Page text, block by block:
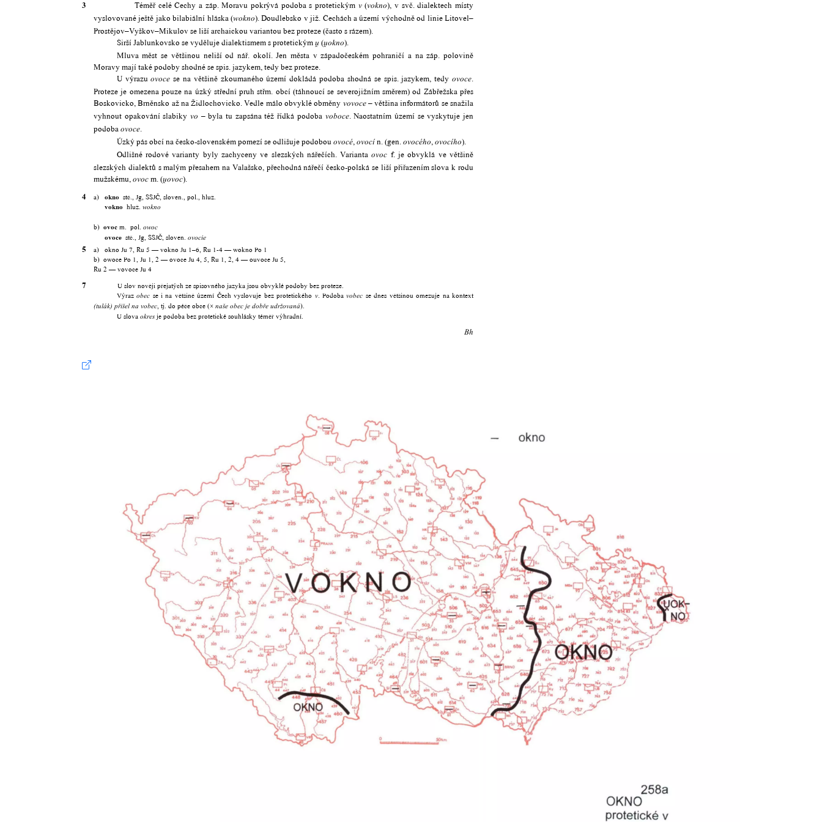
3 Téměř celé Čechy a záp. Moravu pokrývá podoba s protetickým v(vokno), v svč. dialektech místy
vyslovované ještě jako bilabiální hláska (wokno). Doudlebsko v již. Čechách a území východně od linie Litovel–
Prostějov–Vyškov–Mikulov se liší archaickou variantou bez proteze (často s rázem).
Širší Jablunkovsko se vyděluje dialektismem s protetickým  (okno).
Mluva měst se většinou neliší od nář. okolí. Jen města v západočeském pohraničí a na záp. polovině
Moravy mají také podoby shodné se spis. jazykem, tedy bez proteze.
U výrazuovoce se na většině zkoumaného území dokládá podoba shodná se spis. jazykem, tedyovoce.
Proteze je omezena pouze na úzký střední pruh střm. obcí (táhnoucí se severojižním směrem) od Zábřežska přes
Boskovicko, Brněnsko až na Židlochovicko. Vedle málo obvyklé obměny vovoce– většina informátorů se snažila
vyhnout opakování slabiky vo – byla tu zapsána též řídká podoba voboce. Naostatním území se vyskytuje jen
podoba ovoce.
Úzký pás obcí na česko-slovenském pomezí se odlišuje podobou ovocé, ovocín. (gen. ovocého, ovocího).
Odlišné rodové varianty byly zachyceny ve slezských nářečích. Variantaovoc f. je obvyklá ve většině
slezských dialektů s malým přesahem na Valašsko, přechodná nářečí česko-polská se liší přiřazením slova k rodu
mužskému, ovocm. (ovoc).
4 a) okno stč., Jg, SSJČ, sloven., pol., hluž.
vokno hluž. wokno
b) ovocm. pol. owoc
ovocestč., Jg, SSJČ, sloven. ovocie
5 a) okno Ju 7, Ru 5 — vokno Ju 1–6, Ru 1-4 — wokno Po 1
b) owoce Po 1, Ju 1, 2 — ovoce Ju 4, 5, Ru 1, 2, 4 — ouvoce Ju 5,
Ru 2 — vovoce Ju 4
7 U slov nověji přejatých ze spisovného jazyka jsou obvyklé podoby bez proteze.
Výrazobec se i na většině území Čech vyslovuje bez protetického v. Podobavobec se dnes většinou omezuje na kontext
(tulák) přišel na vobec, tj. do péče obce (× naše obec je dobře udržovaná).
U slova okresje podoba bez protetické souhlásky téměř výhradní.
Bh